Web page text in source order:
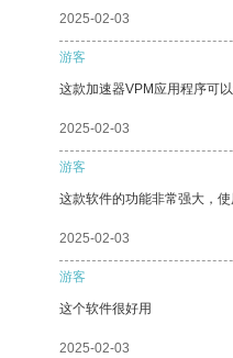
2025-02-03
游客
这款加速器VPM应用程序可
2025-02-03
游客
这款软件的功能非常强大，使
2025-02-03
游客
这个软件很好用
2025-02-03